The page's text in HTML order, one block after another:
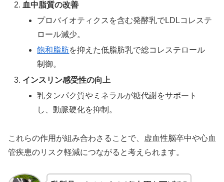
血中脂質の改善
プロバイオティクスを含む発酵乳でLDLコレステ
ロール減少。
飽和脂肪を抑えた低脂肪乳で総コレステロール
制御。
インスリン感受性の向上
乳タンパク質やミネラルが糖代謝をサポート
し、動脈硬化を抑制。
これらの作用が組み合わさることで、虚血性脳卒中や心血
管疾患のリスク軽減につながると考えられます。